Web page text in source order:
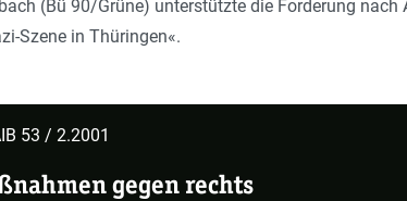
(Bü 90/Grüne) unterstützte die Forderung nach
Szene in Thüringen«.
53 / 2.2001
gegen rechts